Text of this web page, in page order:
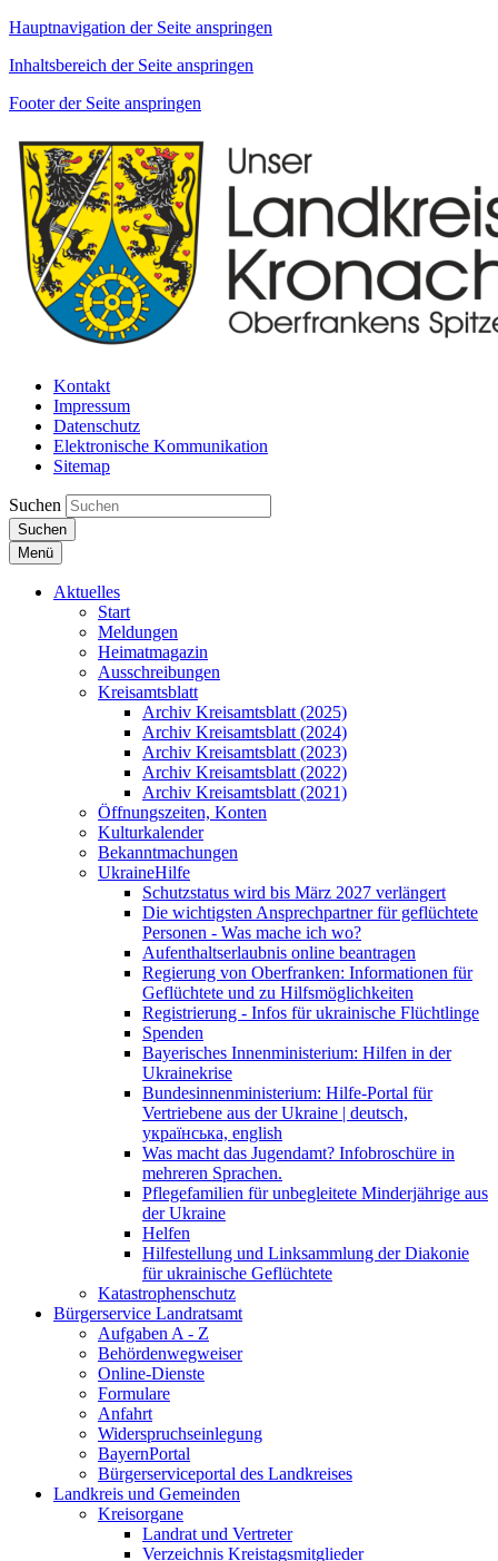
Hauptnavigation der Seite anspringen
Inhaltsbereich der Seite anspringen
Footer der Seite anspringen
Kontakt
Impressum
Datenschutz
Elektronische Kommunikation
Sitemap
Suchen
Suchen
Menü
Aktuelles
Start
Meldungen
Heimatmagazin
Ausschreibungen
Kreisamtsblatt
Archiv Kreisamtsblatt (2025)
Archiv Kreisamtsblatt (2024)
Archiv Kreisamtsblatt (2023)
Archiv Kreisamtsblatt (2022)
Archiv Kreisamtsblatt (2021)
Öffnungszeiten, Konten
Kulturkalender
Bekanntmachungen
UkraineHilfe
Schutzstatus wird bis März 2027 verlängert
Die wichtigsten Ansprechpartner für geflüchtete
Personen - Was mache ich wo?
Aufenthaltserlaubnis online beantragen
Regierung von Oberfranken: Informationen für
Geflüchtete und zu Hilfsmöglichkeiten
Registrierung - Infos für ukrainische Flüchtlinge
Spenden
Bayerisches Innenministerium: Hilfen in der
Ukrainekrise
Bundesinnenministerium: Hilfe-Portal für
Vertriebene aus der Ukraine | deutsch,
українська, english
Was macht das Jugendamt? Infobroschüre in
mehreren Sprachen.
Pflegefamilien für unbegleitete Minderjährige aus
der Ukraine
Helfen
Hilfestellung und Linksammlung der Diakonie
für ukrainische Geflüchtete
Katastrophenschutz
Bürgerservice Landratsamt
Aufgaben A - Z
Behördenwegweiser
Online-Dienste
Formulare
Anfahrt
Widerspruchseinlegung
BayernPortal
Bürgerserviceportal des Landkreises
Landkreis und Gemeinden
Kreisorgane
Landrat und Vertreter
Verzeichnis Kreistagsmitglieder